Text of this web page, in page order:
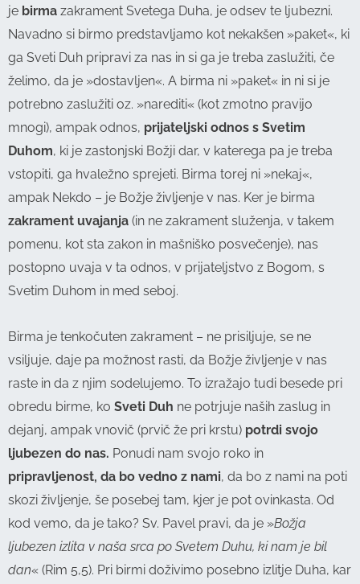
je birma zakrament Svetega Duha, je odsev te ljubezni.
Navadno si birmo predstavljamo kot nekakšen »paket«, ki
ga Sveti Duh pripravi za nas in si ga je treba zaslužiti, če
želimo, da je »dostavljen«. A birma ni »paket« in ni si je
potrebno zaslužiti oz. »narediti« (kot zmotno pravijo
mnogi), ampak odnos, prijateljski odnos s Svetim
Duhom, ki je zastonjski Božji dar, v katerega pa je treba
vstopiti, ga hvaležno sprejeti. Birma torej ni »nekaj«,
ampak Nekdo – je Božje življenje v nas. Ker je birma
zakrament uvajanja (in ne zakrament služenja, v takem
pomenu, kot sta zakon in mašniško posvečenje), nas
postopno uvaja v ta odnos, v prijateljstvo z Bogom, s
Svetim Duhom in med seboj.
Birma je tenkočuten zakrament – ne prisiljuje, se ne
vsiljuje, daje pa možnost rasti, da Božje življenje v nas
raste in da z njim sodelujemo. To izražajo tudi besede pri
obredu birme, ko Sveti Duh ne potrjuje naših zaslug in
dejanj, ampak vnovič (prvič že pri krstu) potrdi svojo
ljubezen do nas. Ponudi nam svojo roko in
pripravljenost, da bo vedno z nami, da bo z nami na poti
skozi življenje, še posebej tam, kjer je pot ovinkasta. Od
kod vemo, da je tako? Sv. Pavel pravi, da je »Božja
ljubezen izlita v naša srca po Svetem Duhu, ki nam je bil
dan« (Rim 5,5). Pri birmi doživimo posebno izlitje Duha, kar